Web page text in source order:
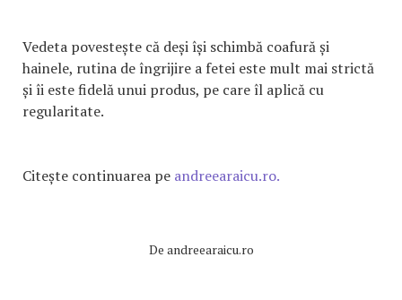
Vedeta povestește că deși își schimbă coafură și
hainele, rutina de îngrijire a fetei este mult mai strictă
și îi este fidelă unui produs, pe care îl aplică cu
regularitate.
Citește continuarea pe andreearaicu.ro.
De andreearaicu.ro